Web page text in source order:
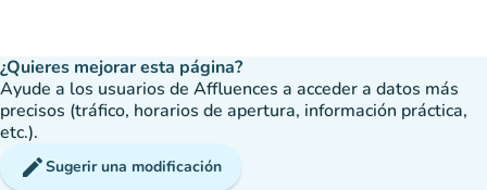
¿Quieres mejorar esta página?
Ayude a los usuarios de Affluences a acceder a datos más
precisos (tráfico, horarios de apertura, información práctica,
etc.).
editSugerir una modificación